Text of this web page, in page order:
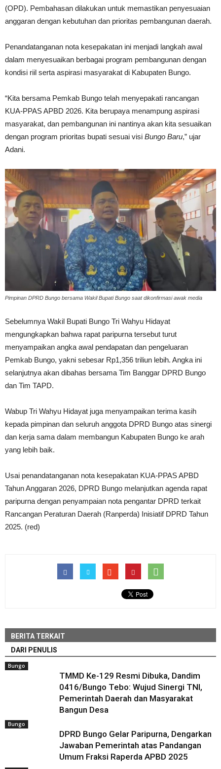
(OPD). Pembahasan dilakukan untuk memastikan penyesuaian
anggaran dengan kebutuhan dan prioritas pembangunan daerah.
Penandatanganan nota kesepakatan ini menjadi langkah awal
dalam menyesuaikan berbagai program pembangunan dengan
kondisi riil serta aspirasi masyarakat di Kabupaten Bungo.
“Kita bersama Pemkab Bungo telah menyepakati rancangan
KUA-PPAS APBD 2026. Kita berupaya menampung aspirasi
masyarakat, dan pembangunan ini nantinya akan kita sesuaikan
dengan program prioritas bupati sesuai visi Bungo Baru,” ujar
Adani.
Pimpinan DPRD Bungo bersama Wakil Bupati Bungo saat dikonfirmasi awak media
Sebelumnya Wakil Bupati Bungo Tri Wahyu Hidayat
mengungkapkan bahwa rapat paripurna tersebut turut
menyampaikan angka awal pendapatan dan pengeluaran
Pemkab Bungo, yakni sebesar Rp1,356 triliun lebih. Angka ini
selanjutnya akan dibahas bersama Tim Banggar DPRD Bungo
dan Tim TAPD.
Wabup Tri Wahyu Hidayat juga menyampaikan terima kasih
kepada pimpinan dan seluruh anggota DPRD Bungo atas sinergi
dan kerja sama dalam membangun Kabupaten Bungo ke arah
yang lebih baik.
Usai penandatanganan nota kesepakatan KUA-PPAS APBD
Tahun Anggaran 2026, DPRD Bungo melanjutkan agenda rapat
paripurna dengan penyampaian nota pengantar DPRD terkait
Rancangan Peraturan Daerah (Ranperda) Inisiatif DPRD Tahun
2025. (red)
BERITA TERKAIT
DARI PENULIS
Bungo
TMMD Ke-129 Resmi Dibuka, Dandim
0416/Bungo Tebo: Wujud Sinergi TNI,
Pemerintah Daerah dan Masyarakat
Bangun Desa
Bungo
DPRD Bungo Gelar Paripurna, Dengarkan
Jawaban Pemerintah atas Pandangan
Umum Fraksi Raperda APBD 2025